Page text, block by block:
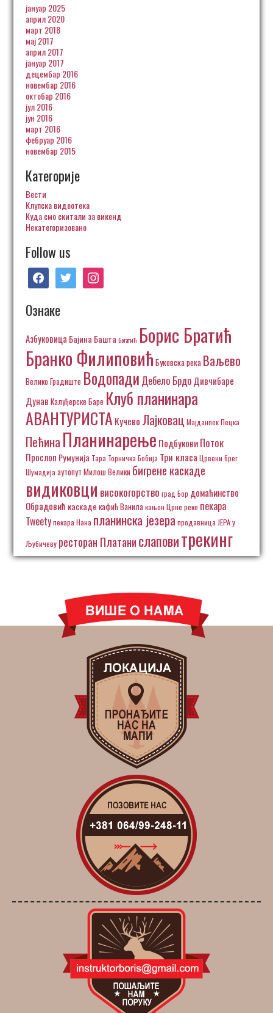
јануар 2025
април 2020
март 2018
мај 2017
април 2017
јануар 2017
децембар 2016
новембар 2016
октобар 2016
јул 2016
јун 2016
март 2016
фебруар 2016
новембар 2015
Категорије
Вести
Клупска видеотека
Куда смо скитали за викенд
Некатегоризовано
Follow us
facebooktwitter instagram
Ознаке
Азбуковица Бајина Башта Богатић Борис Братић
Бранко Филиповић Буковска река Ваљево
Велико Градиште Водопади Дебело БрдоДивчибаре
Дунав Калуђерске Баре Клуб планинара
АВАНТУРИСТА Кучево Лајковац Мајданпек Пецка
Пећина Планинарење ПодбуковиПоток
Прослоп Румунија Тара Торничка Бобија Три класа Црвени брег
Шумадија аутопут Милош Велики бигрене каскаде
видиковци високогорство град Бор домаћинство
Обрадовић каскаде кафић Ванила кањон Црне реке пекара
Tweetyпекара Нана планинска језера продавница ЈЕРА у
Љубичеву ресторан Платанислаповитрекинг